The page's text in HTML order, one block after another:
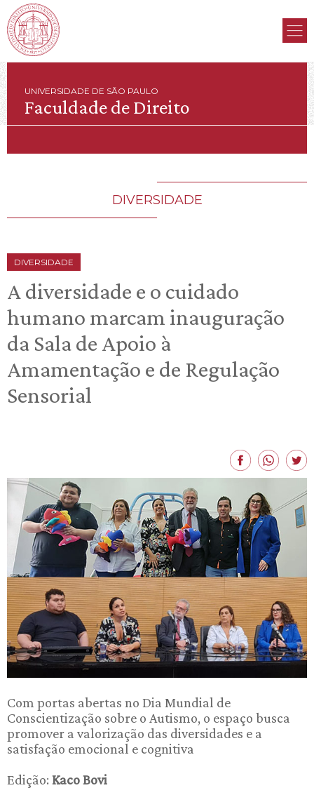
UNIVERSIDADE DE SÃO PAULO
Faculdade de Direito
DIVERSIDADE
DIVERSIDADE
A diversidade e o cuidado
humano marcam inauguração
da Sala de Apoio à
Amamentação e de Regulação
Sensorial
Com portas abertas no Dia Mundial de
Conscientização sobre o Autismo, o espaço busca
promover a valorização das diversidades e a
satisfação emocional e cognitiva
Edição: Kaco Bovi